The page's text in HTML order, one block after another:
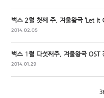
벅스 2월 첫째 주, 겨울왕국 ‘Let It
2014.02.05
벅스 1월 다섯째주, 겨울왕국 OST
2014.01.29